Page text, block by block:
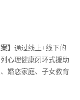
】 通过线上+线下的
心理健康闭环式援助
婚恋家庭、子女教育